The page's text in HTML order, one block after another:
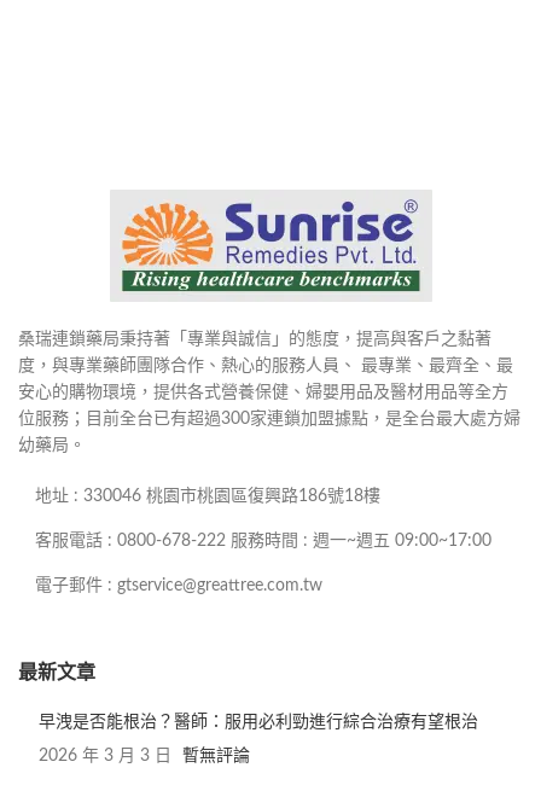
桑瑞連鎖藥局秉持著「專業與誠信」的態度，提高與客戶之黏著
度，與專業藥師團隊合作、熱心的服務人員、 最專業、最齊全、最
安心的購物環境，提供各式營養保健、婦嬰用品及醫材用品等全方
位服務；目前全台已有超過300家連鎖加盟據點，是全台最大處方婦
幼藥局。
地址 : 330046 桃園市桃園區復興路186號18樓
客服電話 : 0800-678-222 服務時間 : 週一~週五 09:00~17:00
電子郵件 : gtservice@greattree.com.tw
最新文章
早洩是否能根治？醫師：服用必利勁進行綜合治療有望根治
2026 年 3 月 3 日 暫無評論